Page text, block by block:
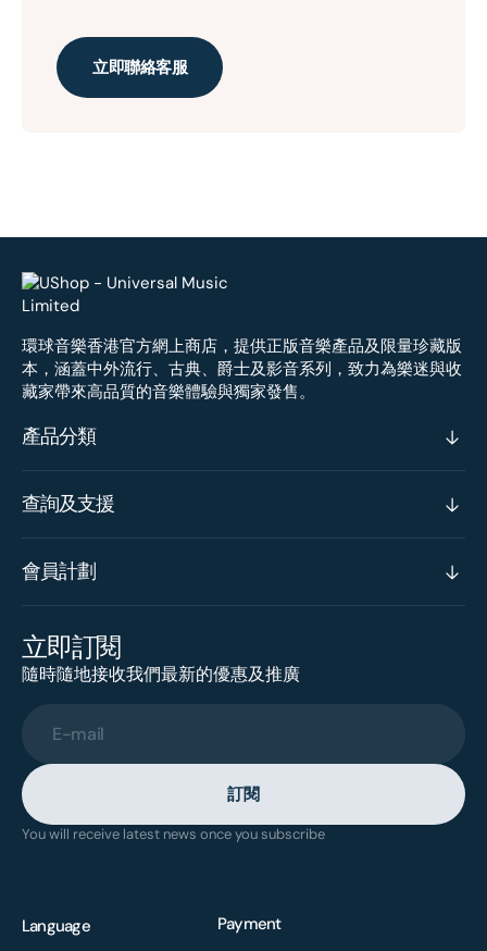
立即聯絡客服
環球音樂香港官方網上商店，提供正版音樂產品及限量珍藏版
本，涵蓋中外流行、古典、爵士及影音系列，致力為樂迷與收
藏家帶來高品質的音樂體驗與獨家發售。
產品分類
查詢及支援
會員計劃
立即訂閱
隨時隨地接收我們最新的優惠及推廣
E-mail
訂閱
You will receive latest news once you subscribe
Language Payment